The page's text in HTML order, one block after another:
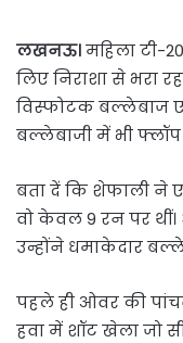
लखनऊ।महिला टी-
लिए न‍िराशा से भरा
विस्फोटक बल्लेबाज
बल्लेबाजी में भी फ्लॉप
बता दें कि शेफाली ने
वो केवल 9 रन पर
उन्होंने धमाकेदार
पहले ही ओवर की
हवा में शॉट खेला जो